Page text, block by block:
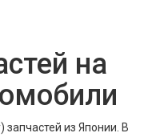
на
из Японии. В